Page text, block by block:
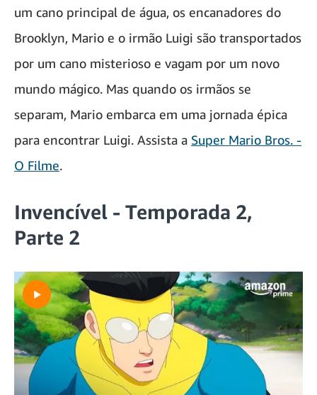
um cano principal de água, os encanadores do
Brooklyn, Mario e o irmão Luigi são transportados
por um cano misterioso e vagam por um novo
mundo mágico. Mas quando os irmãos se
separam, Mario embarca em uma jornada épica
para encontrar Luigi. Assista a Super Mario Bros. -
O Filme.
Invencível - Temporada 2,
Parte 2